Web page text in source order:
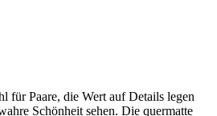
für Paare, die Wert auf Details legen
Schönheit sehen. Die quermatte